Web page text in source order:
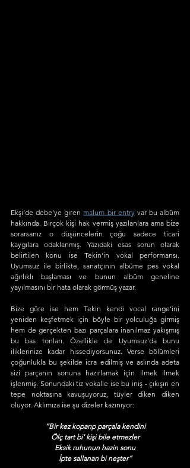
Ekşi’de debe’ye giren malum bir entry var bu albüm
hakkında. Birçok kişi hak vermiş yazılanlara ama bize
sorarsanız o düşüncelerin çoğu sadece ticari
kaygılara odaklanmış. Yazıdaki esas sorun olarak
belirtilen konu ise Tekin’in vokal performansı.
Uyumsuz ile birlikte, sanatçının albüme pes vokal
ağırlıklı başlaması ve bunun albüm geneline
yayılmasını bir hata olarak görmüş yazar.
Bize göre ise hem Tekin kendi vocal range’ini
yeniden keşfetmek için böyle bir yolculuğa girmiş
hem de gerçekten bazı parçalara inanılmaz yakışmış
bu bas tonları. Özellikle de Uyumsuz’da bunu
iliklerinize kadar hissediyorsunuz. Verse bölümleri
çoğunlukla bu şekilde icra edilmiş ve aslında adeta
sizi parçanın sonuna hazırlamak için ilmek ilmek
işlenmiş. Sonundaki tiz vokalle ise bu iniş - çıkışın en
tepe noktasına kavuşuyoruz, tüyler diken diken
oluyor. Aklımıza ise şu dizeler kazınıyor:
“Bir kez koparıp parçala kendini
Ölç tart bi' kişi bile etmezler
Eksik ruhunun hazin sonu
İpte sallanan bi neşter”